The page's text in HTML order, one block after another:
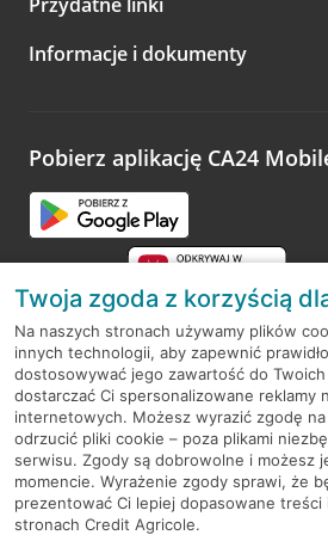
A po wizycie…
Zachęcamy do podzielenia się z nami
opinie.
Informacje i dokumenty
Pobierz aplikację CA24
RODO
Regulamin serwisu
Mapa serwisu
PolitykaCookies
Twoja zgoda z korzyścią
Na naszych stronach używamy plików
innych technologii, aby zapewnić
dostosowywać jego zawartość do
dostarczać Ci spersonalizowane reklamy
internetowych. Możesz wyrazić zgodę
odrzucić pliki cookie – poza plikami
serwisu. Zgody są dobrowolne i możesz
momencie. Wyrażenie zgody sprawi, że
prezentować Ci lepiej dopasowane
stronach Credit Agricole.